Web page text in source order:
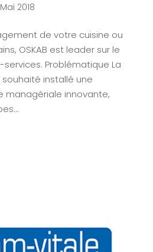
2018
de votre cuisine ou
OSKAB est leader sur le
Problématique La
souhaité installé une
managériale innovante,